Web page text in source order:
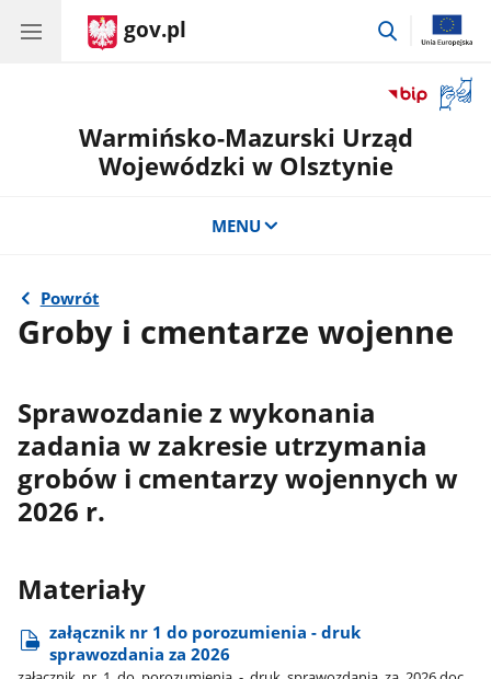
gov.pl
przejdź
okno
Warmińsko-Mazurski Urząd
Wojewódzki w Olsztynie
MENU
Powrót
Groby i cmentarze wojenne
Sprawozdanie z wykonania
zadania w zakresie utrzymania
grobów i cmentarzy wojennych w
2026 r.
Materiały
załącznik nr 1 do porozumienia - druk
sprawozdania za 2026